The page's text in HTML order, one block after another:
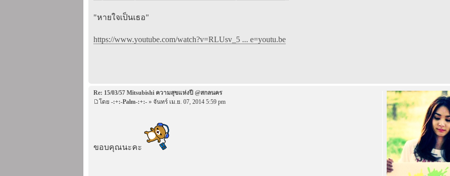
"หายใจเป็นเธอ"
https://www.youtube.com/watch?v=RLUsv_5 ... e=youtu.be
Re: 15/03/57 Mitsubishi ความสุขแห่งปี @สกลนคร
โดย -:+:-Palm-:+:- » จันทร์ เม.ย. 07, 2014 5:59 pm
ขอบคุณนะคะ